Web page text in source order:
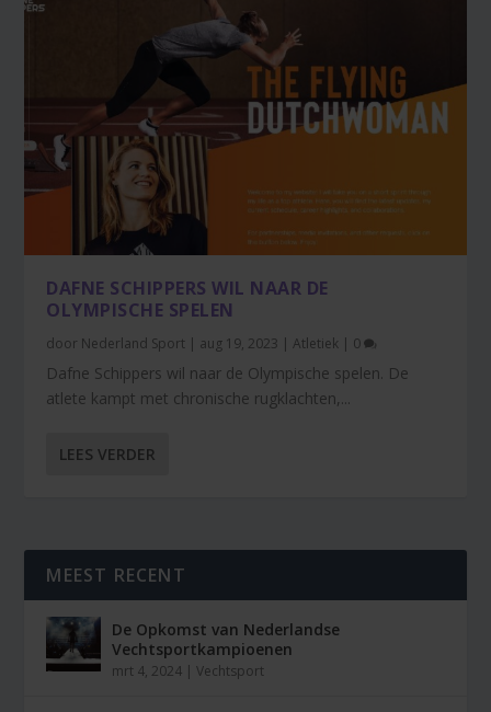
DAFNE SCHIPPERS WIL NAAR DE
OLYMPISCHE SPELEN
door Nederland Sport | aug 19, 2023 |Atletiek | 0
Dafne Schippers wil naar de Olympische spelen. De
atlete kampt met chronische rugklachten,...
LEES VERDER
MEEST RECENT
De Opkomst van Nederlandse
Vechtsportkampioenen
mrt 4, 2024 |Vechtsport